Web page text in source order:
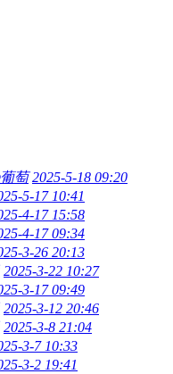
萄 2025-5-18 09:20
5-17 10:41
4-17 15:58
4-17 09:34
3-26 20:13
2025-3-22 10:27
3-17 09:49
2025-3-12 20:46
2025-3-8 21:04
3-7 10:33
3-2 19:41